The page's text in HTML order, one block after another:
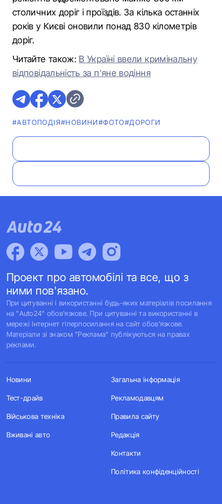
столичних доріг і проїздів. За кілька останніх
років у Києві оновили понад 830 кілометрів
доріг.
Читайте також: В Україні ввели кримінальну
відповідальність за п’яне водіння
#АВТОПОДІЯ#НОВИНИ#ФОТО#ДОРОГИ
Проект про автомобілі та все, що з
ними пов'язано.
При цитуванні і використанні будь-яких матеріалів посилання
на "Auto24" обов'язкове. При цитуванні та використанні в
мережі Інтернет гіперпосилання на сайт обов'язкове.
Матеріали зі знаком "Реклама" публікуються на правах
реклами.
Новини
Тест-драйв
Військова техніка
Вживані авто
Загальна інформація
Рекламодавцям
Правила сайту
Редакція
Контакти
Політика конфіденційності